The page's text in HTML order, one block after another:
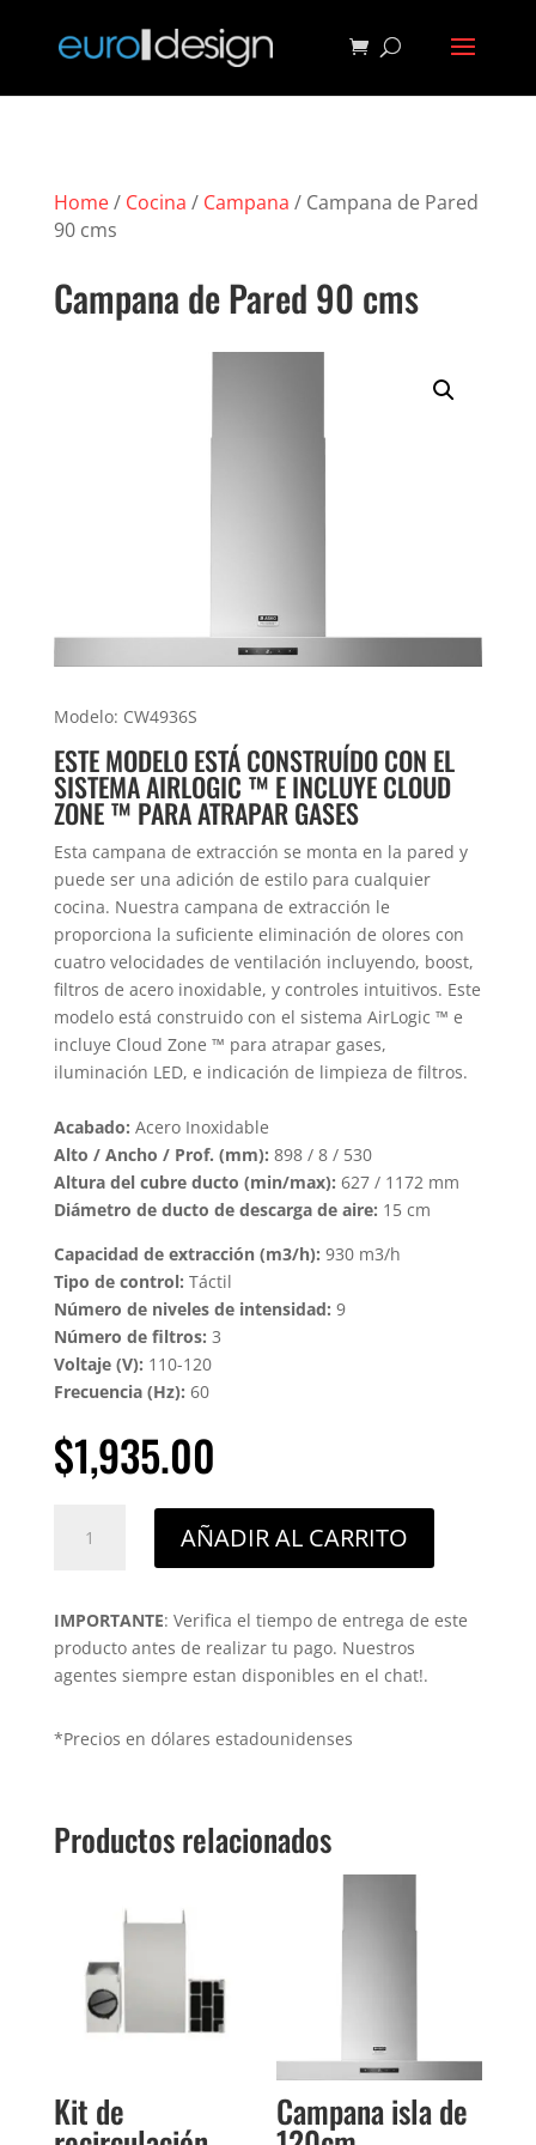
Home/ Cocina / Campana / Campana de Pared
90 cms
Campana de Pared 90 cms
Modelo: CW4936S
ESTE MODELO ESTÁ CONSTRUÍDO CON EL
SISTEMA AIRLOGIC ™ E INCLUYE CLOUD
ZONE ™ PARA ATRAPAR GASES
Esta campana de extracción se monta en la pared y
puede ser una adición de estilo para cualquier
cocina. Nuestra campana de extracción le
proporciona la suficiente eliminación de olores con
cuatro velocidades de ventilación incluyendo, boost,
filtros de acero inoxidable, y controles intuitivos. Este
modelo está construido con el sistema AirLogic ™ e
incluye Cloud Zone ™ para atrapar gases,
iluminación LED, e indicación de limpieza de filtros.
Acabado: Acero Inoxidable
Alto / Ancho / Prof. (mm): 898 / 8 / 530
Altura del cubre ducto (min/max): 627 / 1172 mm
Diámetro de ducto de descarga de aire: 15 cm
Capacidad de extracción (m3/h): 930 m3/h
Tipo de control: Táctil
Número de niveles de intensidad: 9
Número de filtros: 3
Voltaje (V): 110-120
Frecuencia (Hz): 60
$1,935.00
cms
cantidad
AÑADIR AL CARRITO
IMPORTANTE: Verifica el tiempo de entrega de este
producto antes de realizar tu pago. Nuestros
agentes siempre estan disponibles en el chat!.
*Precios en dólares estadounidenses
Productos relacionados
Kit de Campana isla de